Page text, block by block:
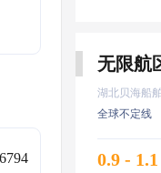
湖北贝海船
全球不定线
0.9 -